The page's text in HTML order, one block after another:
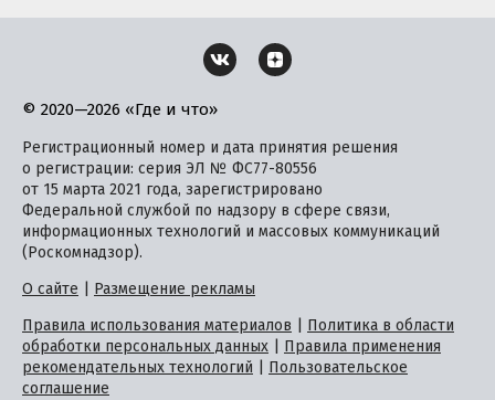
© 2020—2026 «Где и что»
Регистрационный номер и дата принятия решения
о регистрации: серия ЭЛ № ФС77-80556
от 15 марта 2021 года, зарегистрировано
Федеральной службой по надзору в сфере связи,
информационных технологий и массовых коммуникаций
(Роскомнадзор).
О сайте
Размещение рекламы
Правила использования материалов
Политика в области
обработки персональных данных
Правила применения
рекомендательных технологий
Пользовательское
соглашение